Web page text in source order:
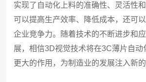
实现了自动化上料的准确性、灵活性
可以提高生产效率、降低成本，还可
企业竞争力。随着技术的不断进步和
展，相信3D视觉技术将在3C薄片自动
更大的作用，为制造业的发展注入新的